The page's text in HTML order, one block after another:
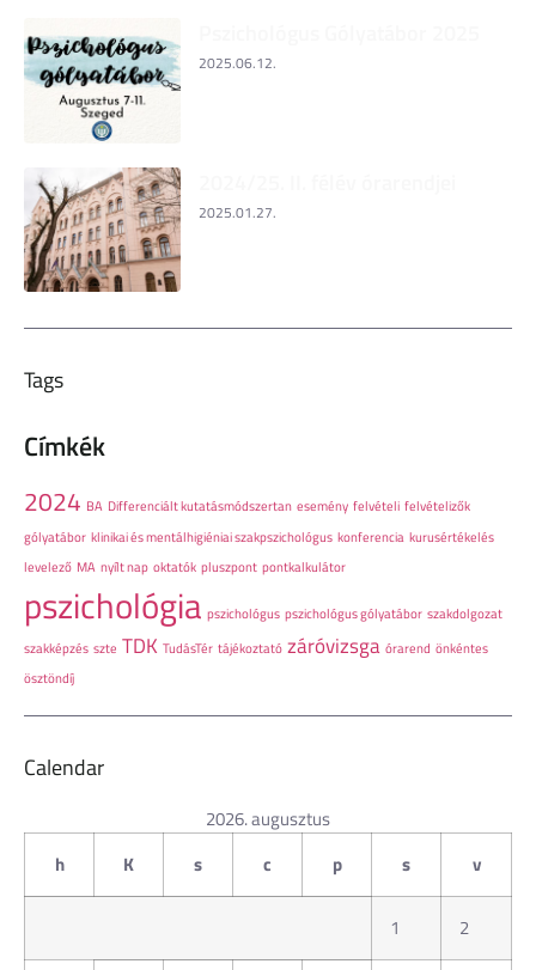
2025.06.12.
2025.01.27.
Tags
Címkék
2024 BA Differenciált kutatásmódszertan esemény felvételi felvételizők
gólyatábor klinikai és mentálhigiéniai szakpszichológus konferencia kurusértékelés
levelező MA nyílt nap oktatók pluszpont pontkalkulátor
pszichológia pszichológus pszichológus gólyatábor szakdolgozat
szakképzés szte TDK TudásTér tájékoztató záróvizsga órarend önkéntes
ösztöndíj
Calendar
2026. augusztus
h
K s c p s v
1 2